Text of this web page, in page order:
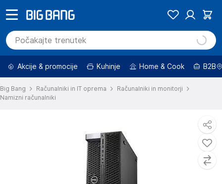
Akcije & promocije Kuhinje Home & Cook B2B
Big Bang Računalniki in IT oprema
Računalniki in monitorji
Namizni računalniki